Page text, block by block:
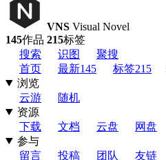
VNS Visual Novel
145作品 215标签
搜索
识图
聚搜
首页
最新145 标签215
浏览
云游
随机
资源
下载
文档 云盘
网盘
参与
留言
投稿 团队 友链